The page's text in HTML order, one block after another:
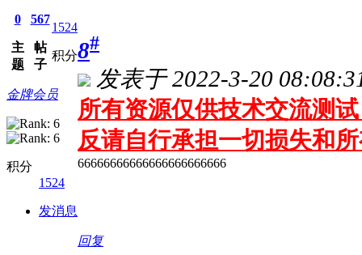
0
主
题
567
帖
子
1524
积分
金牌会员
积分
1524
发消息
8#
发表于 2022-3-20
所有资源仅供技术交流测
反请自行承担一切损失和
66666666666666666666666
回复